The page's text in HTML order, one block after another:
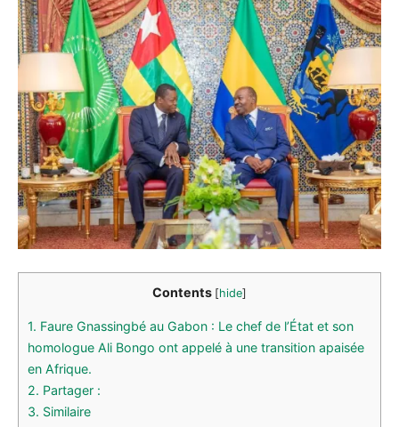
Contents [hide]
1. Faure Gnassingbé au Gabon : Le chef de l’État et son
homologue Ali Bongo ont appelé à une transition apaisée
en Afrique.
2. Partager :
3. Similaire